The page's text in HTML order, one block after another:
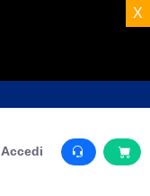
X
Accedi